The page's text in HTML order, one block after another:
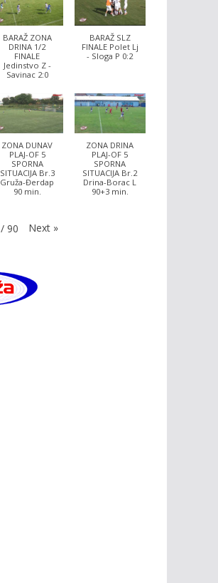
BARAŽ ZONA
DRINA 1/2
FINALE
Jedinstvo Z -
Savinac 2:0
BARAŽ SLZ
FINALE Polet Lj
- Sloga P 0:2
ZONA DUNAV
PLAJ-OF 5
SPORNA
SITUACIJA Br.3
Gruža-Đerdap
90 min.
ZONA DRINA
PLAJ-OF 5
SPORNA
SITUACIJA Br.2
Drina-Borac L
90+3 min.
/ 90 Next »